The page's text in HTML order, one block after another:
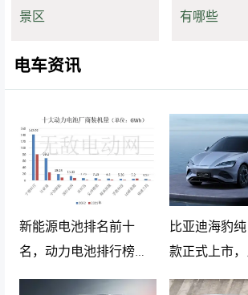
景区
有哪些
电车资讯
新能源电池排名前十
名，动力电池排行榜前
十名
比亚迪海豹
款正式上市，
豹纯电动报